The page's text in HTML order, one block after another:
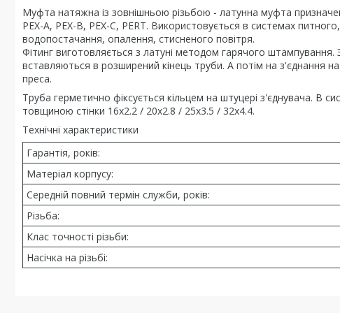
Муфта натяжна із зовнішньою різьбою - латунна муфта
PEX-A, PEX-B, PEX-C, PERT. Використовується в системах
водопостачання, опалення, стисненого повітря.
Фітинг виготовляється з латуні методом гарячого штампування.
вставляються в розширений кінець труби. А потім на з'єднання
преса.
Труба герметично фіксується кільцем на штуцері з'єднувача. В
товщиною стінки 16х2.2 / 20х2.8 / 25х3.5 / 32х4.4.
Технічні характеристики
Гарантія, років:
Матеріал корпусу:
Середній повний термін служби, років:
Різьба:
Клас точності різьби:
Насічка на різьбі: